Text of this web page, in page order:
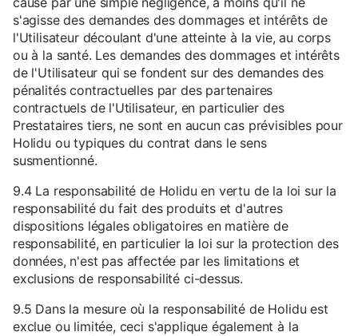
s'agisse des demandes des dommages et intérêts de
l'Utilisateur découlant d'une atteinte à la vie, au corps
ou à la santé. Les demandes des dommages et intérêts
de l'Utilisateur qui se fondent sur des demandes des
pénalités contractuelles par des partenaires
contractuels de l'Utilisateur, en particulier des
Prestataires tiers, ne sont en aucun cas prévisibles pour
Holidu ou typiques du contrat dans le sens
susmentionné.
9.4 La responsabilité de Holidu en vertu de la loi sur la
responsabilité du fait des produits et d'autres
dispositions légales obligatoires en matière de
responsabilité, en particulier la loi sur la protection des
données, n'est pas affectée par les limitations et
exclusions de responsabilité ci-dessus.
9.5 Dans la mesure où la responsabilité de Holidu est
exclue ou limitée, ceci s'applique également à la